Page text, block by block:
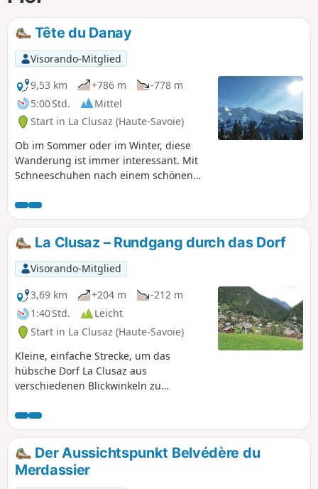
Tête du Danay
Visorando-Mitglied
9,53 km
+786 m
-778 m
5:00 Std.
Mittel
Start in La Clusaz (Haute-Savoie)
Ob im Sommer oder im Winter, diese
Wanderung ist immer interessant. Mit
Schneeschuhen nach einem schönen
bieten die Waldabschnitte die
Möglichkeit, schöne Fotos zu machen.
La Clusaz – Rundgang durch das Dorf
Visorando-Mitglied
3,69 km
+204 m
-212 m
1:40 Std.
Leicht
Start in La Clusaz (Haute-Savoie)
Kleine, einfache Strecke, um das
hübsche Dorf La Clusaz aus
verschiedenen Blickwinkeln zu
„Tour du Village”.
Der Aussichtspunkt Belvédère du
Merdassier